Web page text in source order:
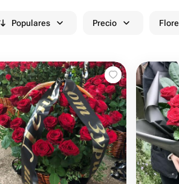
Populares Precio